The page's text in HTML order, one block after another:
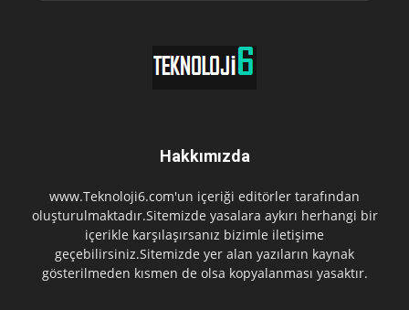
Hakkımızda
www.Teknoloji6.com'un içeriği editörler tarafından
oluşturulmaktadır.Sitemizde yasalara aykırı herhangi bir
içerikle karşılaşırsanız bizimle iletişime
geçebilirsiniz.Sitemizde yer alan yazıların kaynak
gösterilmeden kısmen de olsa kopyalanması yasaktır.